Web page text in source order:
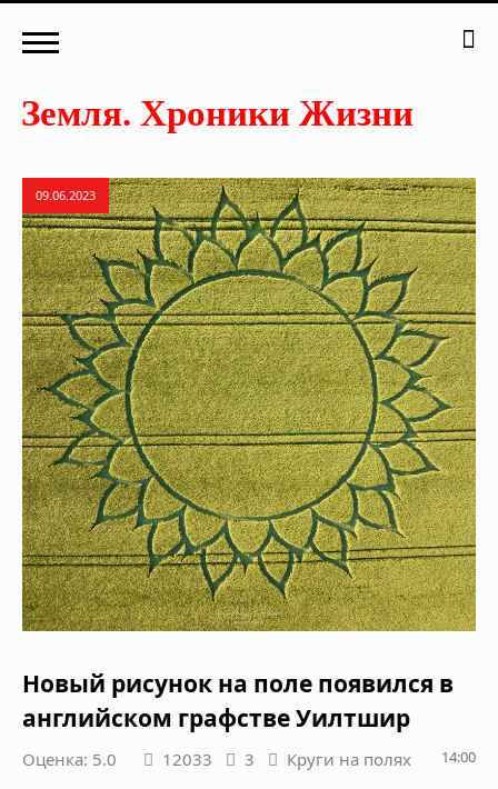
09.06.2023
Новый рисунок на поле появился в
английском графстве Уилтшир
Оценка: 5.0 12033 3 Круги на полях 14:00